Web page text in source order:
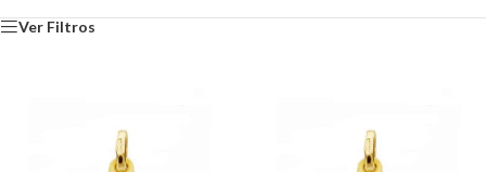
Ver Filtros